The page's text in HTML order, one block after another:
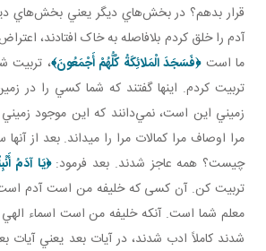
قرار بدهم؟ در بخش‌هاي ديگر يعني بخش‌هاي
آدم را خلق کردم بلافاصله به خاک افتادند،
ما است﴿فَسَجَدَ الْمَلائِكَةُ كُلُّهُمْ أَجْمَعُونَ﴾، تربيت
تربيت کردم. اينها گفتند که شما کسي را در
زميني اين است، نمي‌دانند که اين موجود
مرا اوصاف مرا کمالات مرا را می­داند. بعد از
چيست؟ همه عاجز شدند. بعد فرمود:﴿يَا آدَمُ
تربيت کن. آن کسی که خليفه من است آدم
معلم شما است. آنکه خليفه من است اسماء الهي
شدند کاملاً ادب شدند، در آيات بعد يعني آيات